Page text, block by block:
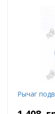
Рычаг